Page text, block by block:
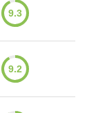
9.3
9.2